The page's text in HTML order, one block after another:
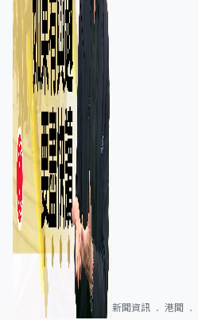
新聞資訊 港聞